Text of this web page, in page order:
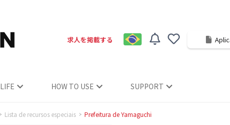
求人を掲載する
LIFE HOW TO USE SUPPORT
Lista de recursos especiais Prefeitura de Yamaguchi